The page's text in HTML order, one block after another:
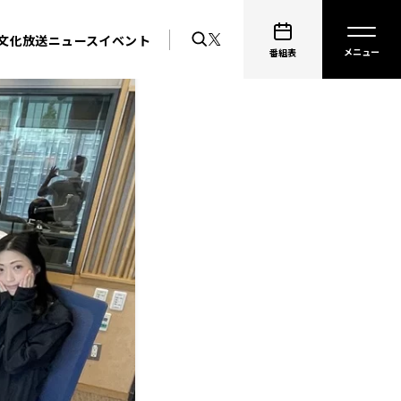
化放送ニュースイベント
番組表